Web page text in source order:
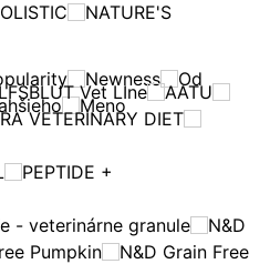
NATURE'S
Vet LIne
AATU
VETERINARY DIET
PEPTIDE +
- veterinárne granule
N&D
Pumpkin
N&D Grain Free
Newness
Od
Meno